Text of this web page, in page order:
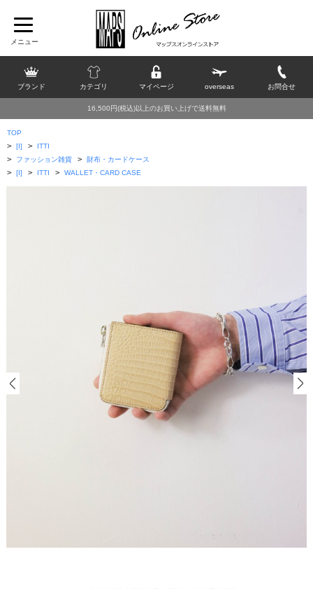
ブランド カテゴリ マイページ overseas お問合せ
16,500円(税込)以上のお買い上げで送料無料
TOP
> [I] > ITTI
> ファッション雑貨 > 財布・カードケース
> [I] > ITTI > WALLET・CARD CASE